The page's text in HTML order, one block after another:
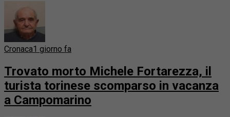
Cronaca1 giorno fa
Trovato morto Michele Fortarezza, il
turista torinese scomparso in vacanza
a Campomarino